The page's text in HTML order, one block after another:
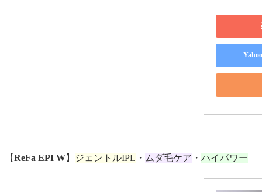
【ReFa EPI W】 ジェントルIPL ・ ムダ毛ケア ・ ハイパワー